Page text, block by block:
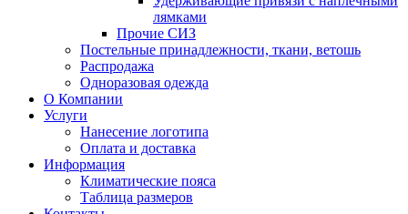
лямками
Прочие СИЗ
Постельные принадлежности, ткани, ветошь
Распродажа
Одноразовая одежда
О Компании
Услуги
Нанесение логотипа
Оплата и доставка
Информация
Климатические пояса
Таблица размеров